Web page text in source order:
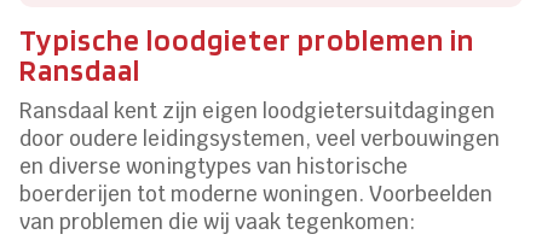
Typische loodgieter problemen in
Ransdaal
Ransdaal kent zijn eigen loodgietersuitdagingen
door oudere leidingsystemen, veel verbouwingen
en diverse woningtypes van historische
boerderijen tot moderne woningen.​ Voorbeelden
van problemen die wij vaak tegenkomen: